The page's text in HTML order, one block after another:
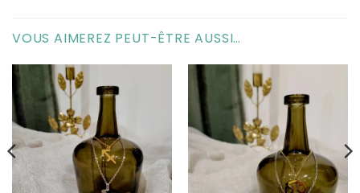
VOUS AIMEREZ PEUT-ÊTRE AUSSI…